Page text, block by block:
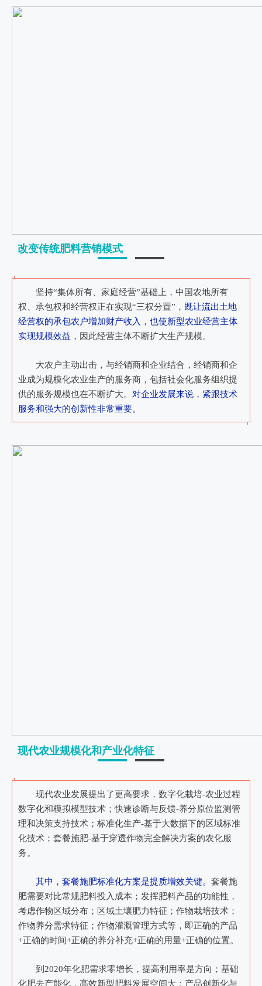
改变传统肥料营销模式
坚持“集体所有、家庭经营”基础上，中国农地所有
权、承包权和经营权正在实现“三权分置”， 既让流出土地
经营权的承包农户增加财产收入，也使新型农业经营主体
实现规模效益， 因此经营主体不断扩大生产规模。
大农户主动出击，与经销商和企业结合，经销商和企
业成为规模化农业生产的服务商，包括社会化服务组织提
供的服务规模也在不断扩大。 对企业发展来说，紧跟技术
服务和强大的创新性非常重要。
现代农业规模化和产业化特征
现代农业发展提出了更高要求，数字化栽培-农业过程
数字化和模拟模型技术；快速诊断与反馈-养分原位监测管
理和决策支持技术；标准化生产-基于大数据下的区域标准
化技术；套餐施肥-基于穿透作物完全解决方案的农化服
务。
其中， 套餐施肥标准化方案是提质增效关键。 套餐施
肥需要对比常规肥料投入成本；发挥肥料产品的功能性，
考虑作物区域分布；区域土壤肥力特征；作物栽培技术；
作物养分需求特征；作物灌溉管理方式等，即正确的产品
+正确的时间+正确的养分补充+正确的用量+正确的位置。
到2020年化肥需求零增长，提高利用率是方向；基础
化肥去产能化，高效新型肥料发展空间大；产品创新化与